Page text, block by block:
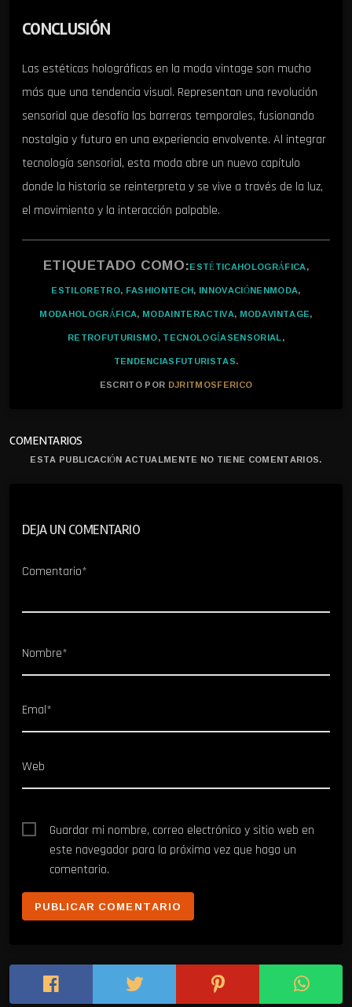
CONCLUSIÓN
Las estéticas holográficas en la moda vintage son mucho
más que una tendencia visual. Representan una revolución
sensorial que desafía las barreras temporales, fusionando
nostalgia y futuro en una experiencia envolvente. Al integrar
tecnología sensorial, esta moda abre un nuevo capítulo
donde la historia se reinterpreta y se vive a través de la luz,
el movimiento y la interacción palpable.
ETIQUETADO COMO:ESTÉTICAHOLOGRÁFICA,
ESTILORETRO, FASHIONTECH, INNOVACIÓNENMODA,
MODAHOLOGRÁFICA, MODAINTERACTIVA, MODAVINTAGE,
RETROFUTURISMO,TECNOLOGÍASENSORIAL,
TENDENCIASFUTURISTAS.
ESCRITO POR DJRITMOSFERICO
COMENTARIOS
ESTA PUBLICACIÓN ACTUALMENTE NO TIENE COMENTARIOS.
DEJA UN COMENTARIO
Comentario*
Nombre*
Emal*
Web
Guardar mi nombre, correo electrónico y sitio web en
este navegador para la próxima vez que haga un
comentario.